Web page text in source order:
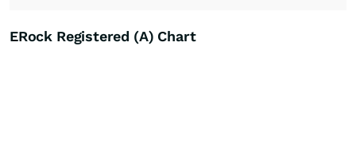
ERock Registered (A) Chart